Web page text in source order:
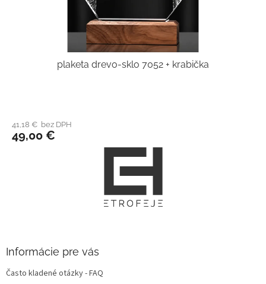
plaketa drevo-sklo 7052 + krabička
41,18 € bez DPH
49,00 €
Informácie pre vás
Často kladené otázky - FAQ